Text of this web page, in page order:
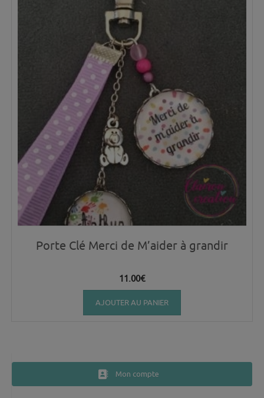
Porte Clé Merci de M’aider à grandir
11.00€
AJOUTER AU PANIER
Mon compte